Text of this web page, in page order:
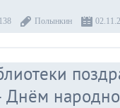
138 Полынкин